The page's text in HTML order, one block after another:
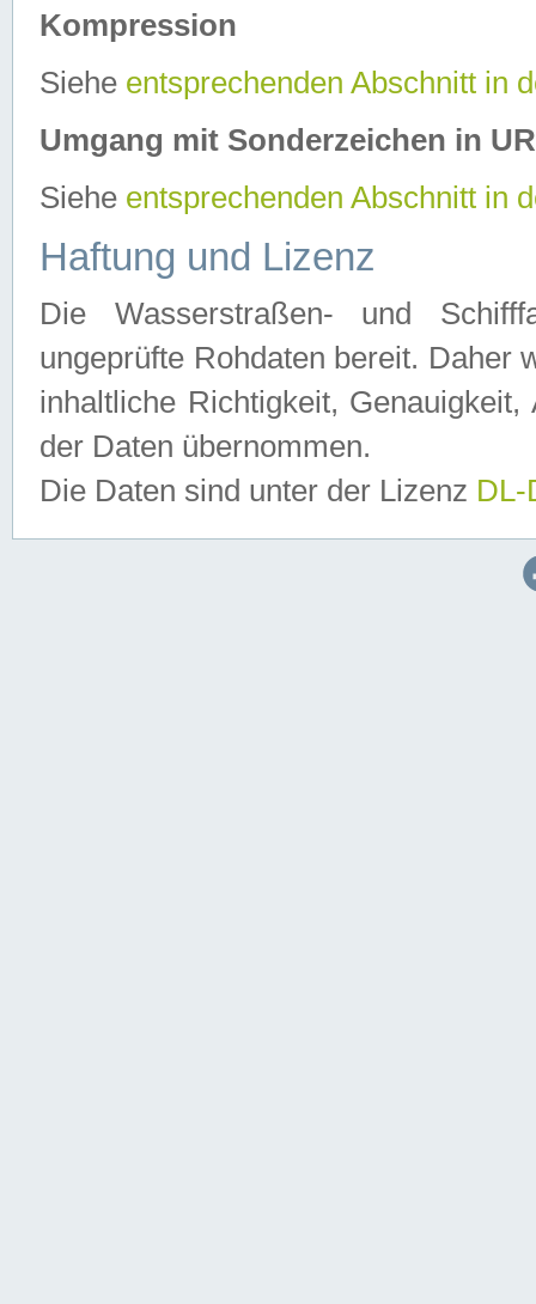
Kompression
Siehe entsprechenden Abschnitt in
Umgang mit Sonderzeichen in
Siehe entsprechenden Abschnitt in
Haftung und Lizenz
Die Wasserstraßen- und
ungeprüfte Rohdaten bereit. Daher
inhaltliche Richtigkeit,
der Daten übernommen.
Die Daten sind unter der Lizenz